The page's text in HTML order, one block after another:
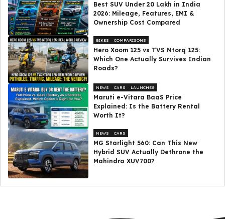
Best SUV Under ₹20 Lakh in India
2026: Mileage, Features, EMI &
Ownership Cost Compared
BIKES COMPARISONS
Hero Xoom 125 vs TVS Ntorq 125:
Which One Actually Survives Indian
Roads?
NEWS CARS LAUNCHES
Maruti e-Vitara BaaS Price
Explained: Is the Battery Rental
Worth It?
NEWS CARS
MG Starlight 560: Can This New
Hybrid SUV Actually Dethrone the
Mahindra XUV700?